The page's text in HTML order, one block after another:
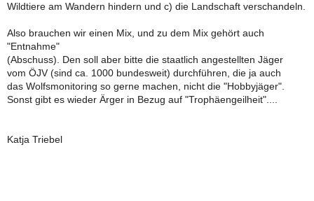
Wildtiere am Wandern hindern und c) die Landschaft verschandeln.
Also brauchen wir einen Mix, und zu dem Mix gehört auch
"Entnahme"
(Abschuss). Den soll aber bitte die staatlich angestellten Jäger
vom ÖJV (sind ca. 1000 bundesweit) durchführen, die ja auch
das Wolfsmonitoring so gerne machen, nicht die "Hobbyjäger".
Sonst gibt es wieder Ärger in Bezug auf "Trophäengeilheit"....
Katja Triebel